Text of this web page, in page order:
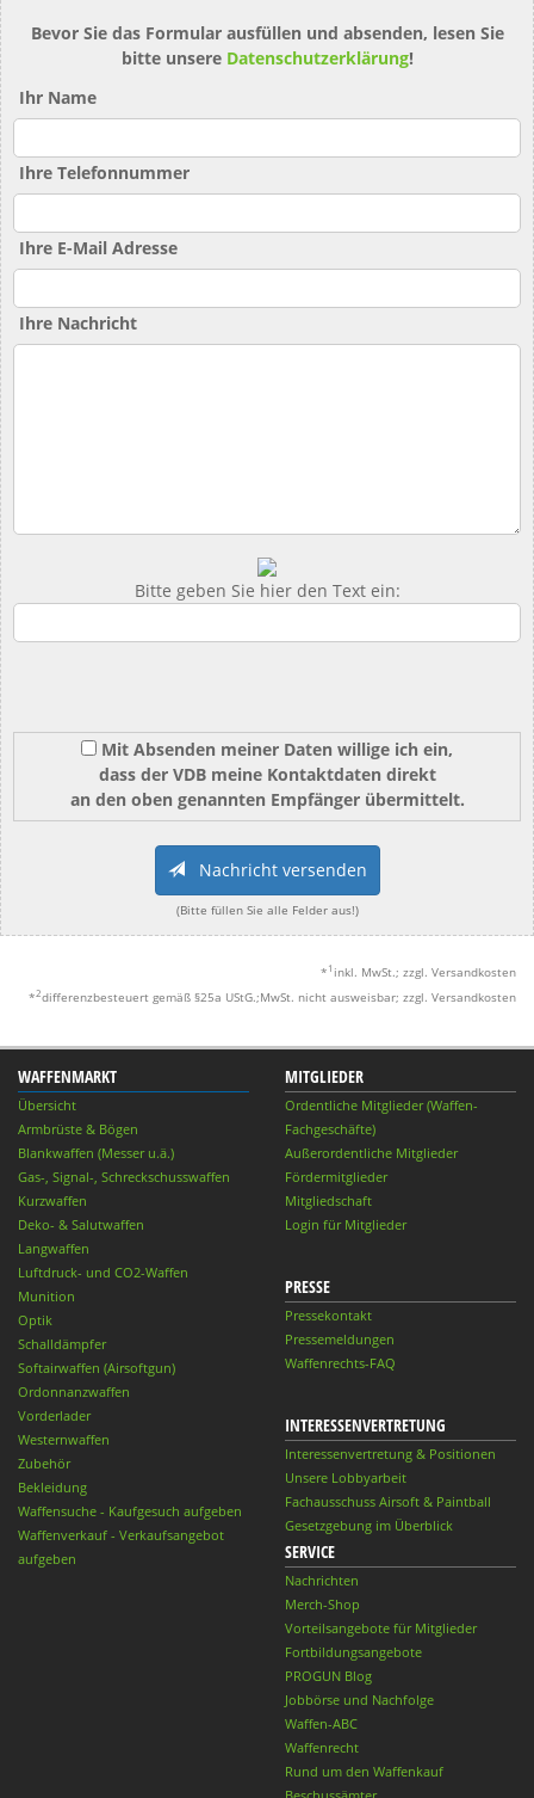
Bevor Sie das Formular ausfüllen und absenden, lesen Sie
bitte unsere Datenschutzerklärung!
Ihr Name
Ihre Telefonnummer
Ihre E-Mail Adresse
Ihre Nachricht
Bitte geben Sie hier den Text ein:
Mit Absenden meiner Daten willige ich ein,
dass der VDB meine Kontaktdaten direkt
an den oben genannten Empfänger übermittelt.
Nachricht versenden
(Bitte füllen Sie alle Felder aus!)
* 1 inkl. MwSt.; zzgl. Versandkosten
*2differenzbesteuert gemäß §25a UStG.;MwSt. nicht ausweisbar; zzgl. Versandkosten
WAFFENMARKT
Übersicht
Armbrüste & Bögen
Blankwaffen (Messer u.ä.)
Gas-, Signal-, Schreckschusswaffen
Kurzwaffen
Deko- & Salutwaffen
Langwaffen
Luftdruck- und CO2-Waffen
Munition
Optik
Schalldämpfer
Softairwaffen (Airsoftgun)
Ordonnanzwaffen
Vorderlader
Westernwaffen
Zubehör
Bekleidung
Waffensuche - Kaufgesuch aufgeben
Waffenverkauf - Verkaufsangebot
aufgeben
MITGLIEDER
Ordentliche Mitglieder (Waffen-
Fachgeschäfte)
Außerordentliche Mitglieder
Fördermitglieder
Mitgliedschaft
Login für Mitglieder
PRESSE
Pressekontakt
Pressemeldungen
Waffenrechts-FAQ
INTERESSENVERTRETUNG
Interessenvertretung & Positionen
Unsere Lobbyarbeit
Fachausschuss Airsoft & Paintball
Gesetzgebung im Überblick
SERVICE
Nachrichten
Merch-Shop
Vorteilsangebote für Mitglieder
Fortbildungsangebote
PROGUN Blog
Jobbörse und Nachfolge
Waffen-ABC
Waffenrecht
Rund um den Waffenkauf